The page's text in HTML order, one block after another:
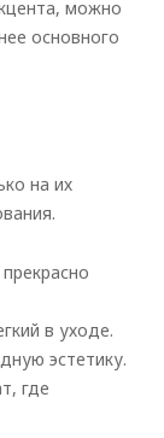
можно
основного
на их
в уходе.
эстетику.
где